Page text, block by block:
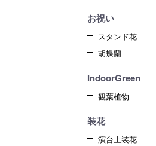
お祝い
スタンド花
胡蝶蘭
IndoorGreen
観葉植物
装花
演台上装花